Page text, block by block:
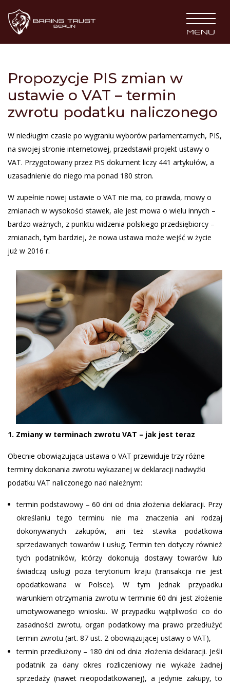
BRAINS TRUST
MENU
Propozycje PIS zmian w
ustawie o VAT – termin
zwrotu podatku naliczonego
W niedługim czasie po wygraniu wyborów parlamentarnych, PIS,
na swojej stronie internetowej, przedstawił projekt ustawy o
VAT. Przygotowany przez PiS dokument liczy 441 artykułów, a
uzasadnienie do niego ma ponad 180 stron.
W zupełnie nowej ustawie o VAT nie ma, co prawda, mowy o
zmianach w wysokości stawek, ale jest mowa o wielu innych –
bardzo ważnych, z punktu widzenia polskiego przedsiębiorcy –
zmianach, tym bardziej, że nowa ustawa może wejść w życie
już w 2016 r.
1. Zmiany w terminach zwrotu VAT – jak jest teraz
Obecnie obowiązująca ustawa o VAT przewiduje trzy różne
terminy dokonania zwrotu wykazanej w deklaracji nadwyżki
podatku VAT naliczonego nad należnym:
termin podstawowy – 60 dni od dnia złożenia deklaracji. Przy
określaniu tego terminu nie ma znaczenia ani rodzaj
dokonywanych zakupów, ani też stawka podatkowa
sprzedawanych towarów i usług. Termin ten dotyczy również
tych podatników, którzy dokonują dostawy towarów lub
świadczą usługi poza terytorium kraju (transakcja nie jest
opodatkowana w Polsce). W tym jednak przypadku
warunkiem otrzymania zwrotu w terminie 60 dni jest złożenie
umotywowanego wniosku. W przypadku wątpliwości co do
zasadności zwrotu, organ podatkowy ma prawo przedłużyć
termin zwrotu (art. 87 ust. 2 obowiązującej ustawy o VAT),
termin przedłużony – 180 dni od dnia złożenia deklaracji. Jeśli
podatnik za dany okres rozliczeniowy nie wykaże żadnej
sprzedaży (nawet nieopodatkowanej), a jedynie zakupy, to